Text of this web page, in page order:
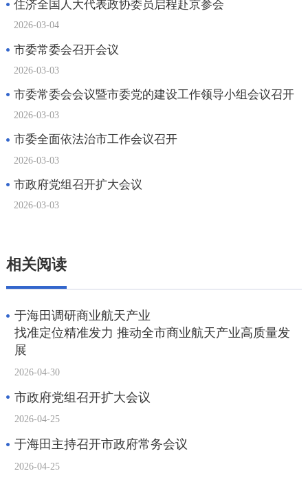
相关阅读
于海田调研商业航天产业
找准定位精准发力 推动全市商业航天产业高质量发
展
2026-04-30
市政府党组召开扩大会议
2026-04-25
于海田主持召开市政府常务会议
2026-04-25